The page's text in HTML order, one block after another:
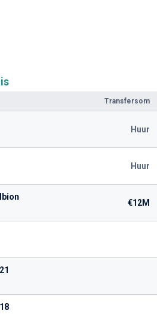
Transfersom
Huur
Huur
€12M